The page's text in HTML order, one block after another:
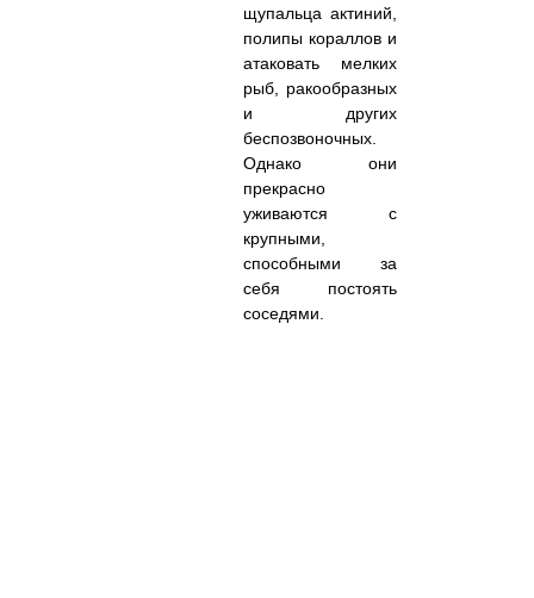
щупальца актиний,
полипы кораллов и
атаковать мелких
рыб, ракообразных
и других
беспозвоночных.
Однако они
прекрасно
уживаются с
крупными,
способными за
себя постоять
соседями.